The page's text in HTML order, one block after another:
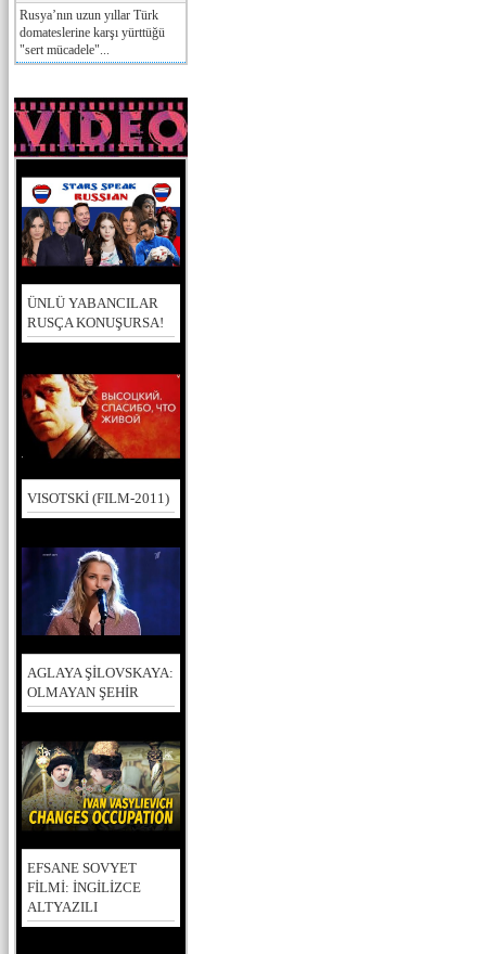
Rusya’nın uzun yıllar Türk
domateslerine karşı yürttüğü
"sert mücadele"...
ÜNLÜ YABANCILAR
RUSÇA KONUŞURSA!
VISOTSKİ (FILM-2011)
AGLAYA ŞİLOVSKAYA:
OLMAYAN ŞEHİR
EFSANE SOVYET
FİLMİ: İNGİLİZCE
ALTYAZILI